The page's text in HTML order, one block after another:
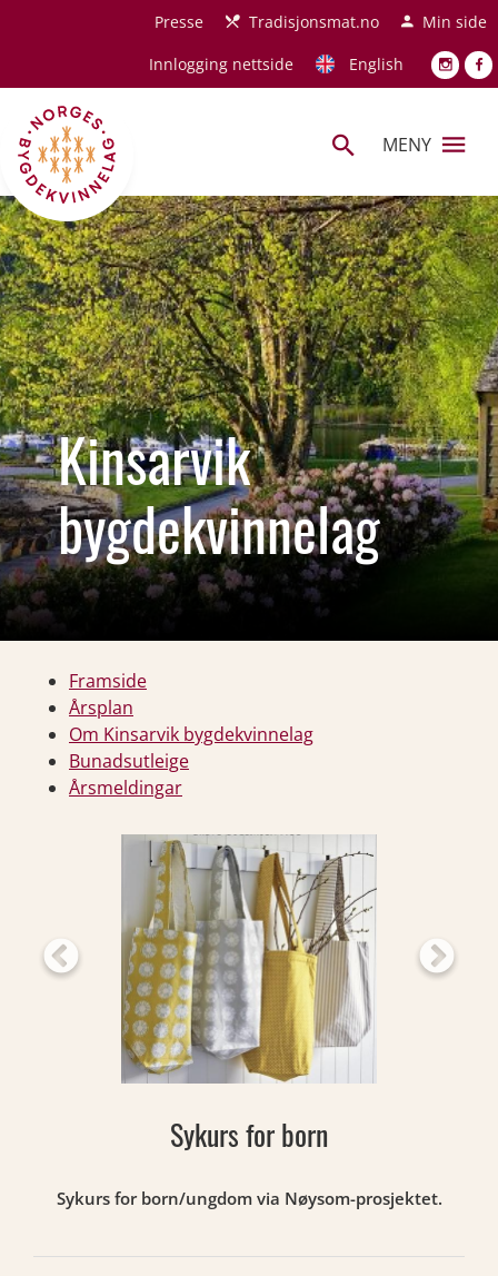
Hopp til hovedinnholdPresse Tradisjonsmat.no
Min side
Innlogging nettside
English
MENY
Kinsarvik
bygdekvinnelag
Framside
Årsplan
Om Kinsarvik bygdekvinnelag
Bunadsutleige
Årsmeldingar
Sykurs for born
Sykurs for born/ungdom via Nøysom-prosjektet.